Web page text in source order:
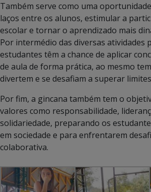
Também serve como uma
laços entre os alunos, estimular a
escolar e tornar o aprendizado mais
Por intermédio das diversas atividades
estudantes têm a chance de aplicar
de aula de forma prática, ao mesmo
divertem e se desafiam a superar
Por fim, a gincana também tem o
valores como responsabilidade,
solidariedade, preparando os
em sociedade e para enfrentarem
colaborativa.